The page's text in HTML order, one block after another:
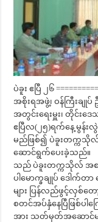
ပဲခူး ဧပြီ ၂၆
အစိုးရအဖွဲ့၊ ဝန်ကြီးချုပ်
အတွင်းရေးမှူး၊ တိုင်းဒေ
ဧပြီလ(၂၅)ရက်နေ့ မွန်း
မည်ဖြစ်၍ ပဲခူးတက္ကသို
ဆောင်ရွက်ပေးခဲ့သည်။
သည် ပဲခူးတက္ကသိုလ် အစ
ပါမောက္ခချုပ် ဒေါက်
များ ပြန်လည်ဖွင့်လှစ်တော့
စတင်အပ်နှံနေပြီဖြစ်ပါ
အား သတ်မှတ်အဆောင်မျ